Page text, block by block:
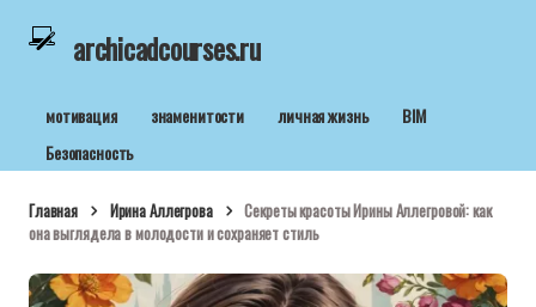
archicadcourses.ru
мотивация знаменитости личная жизнь
BIM
Безопасность
Главная Ирина Аллегрова
Секреты красоты Ирины Аллегровой: как
она выглядела в молодости и сохраняет стиль